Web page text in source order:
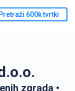
Pretraži 600k tvrtki
zgrada •